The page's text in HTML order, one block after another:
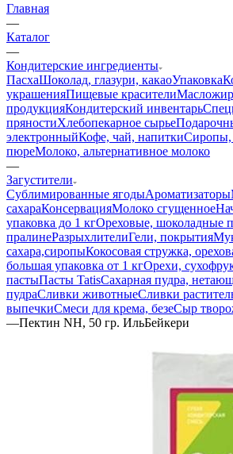
Главная
—
Каталог
—
Кондитерские ингредиенты
ПасхаШоколад, глазури, какаоУпаковка
украшенияПищевые красители
продукцияКондитерский инвентарь
пряностиХлебопекарное сырье
электронныйКофе, чай, напиткиСиропы,
пюреМолоко, альтернативное молоко
—
Загустители
Сублимированные ягодыАроматизаторы
сахараКонсервацияМолоко сгущенное
упаковка до 1 кгОреховые, шоколадные
пралинеРазрыхлителиГели, покрытия
сахара,сиропыКокосовая стружка,
большая упаковка от 1 кгОрехи,
пастыПасты TatisСахарная пудра,
пудраСливки животныеСливки
выпечкиСмеси для крема, безеСыр
—Пектин NH, 50 гр. ИльБейкери